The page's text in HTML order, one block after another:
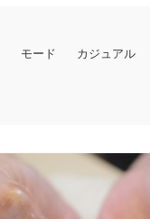
モード カジュアル